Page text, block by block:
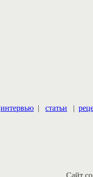
интервью | статьи |
Сайт